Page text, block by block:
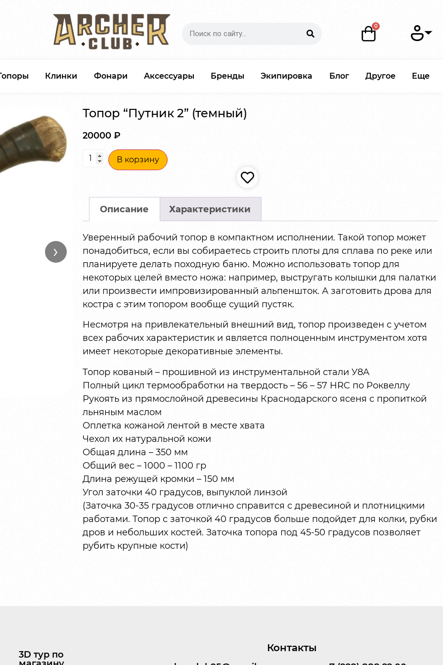
Клинки Фонари Аксессуары Бренды Экипировка Блог Другое Еще
›
Топор “Путник 2” (темный)
20000 ₽
В корзину
Описание Характеристики
Уверенный рабочий топор в компактном исполнении. Такой топор может
понадобиться, если вы собираетесь строить плоты для сплава по реке или
планируете делать походную баню. Можно использовать топор для
некоторых целей вместо ножа: например, выстругать колышки для палатки
или произвести импровизированный альпеншток. А заготовить дрова для
костра с этим топором вообще сущий пустяк.
Несмотря на привлекательный внешний вид, топор произведен с учетом
всех рабочих характеристик и является полноценным инструментом хотя
имеет некоторые декоративные элементы.
Топор кованый – прошивной из инструментальной стали У8А
Полный цикл термообработки на твердость – 56 – 57 HRC по Роквеллу
Рукоять из прямослойной древесины Краснодарского ясеня с пропиткой
льняным маслом
Оплетка кожаной лентой в месте хвата
Чехол их натуральной кожи
Общая длина – 350 мм
Общий вес – 1000 – 1100 гр
Длина режущей кромки – 150 мм
Угол заточки 40 градусов, выпуклой линзой
(Заточка 30-35 градусов отлично справится с древесиной и плотницкими
работами. Топор с заточкой 40 градусов больше подойдет для колки, рубки
дров и небольших костей. Заточка топора под 45-50 градусов позволяет
рубить крупные кости)
3D тур по
Контакты